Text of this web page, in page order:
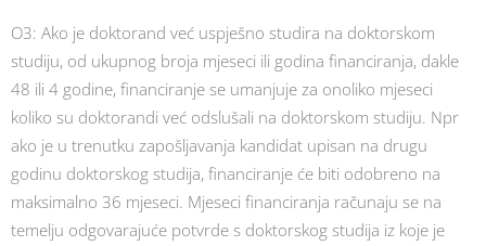
O3: Ako je doktorand već uspješno studira na doktorskom
studiju, od ukupnog broja mjeseci ili godina financiranja, dakle
48 ili 4 godine, financiranje se umanjuje za onoliko mjeseci
koliko su doktorandi već odslušali na doktorskom studiju. Npr
ako je u trenutku zapošljavanja kandidat upisan na drugu
godinu doktorskog studija, financiranje će biti odobreno na
maksimalno 36 mjeseci. Mjeseci financiranja računaju se na
temelju odgovarajuće potvrde s doktorskog studija iz koje je